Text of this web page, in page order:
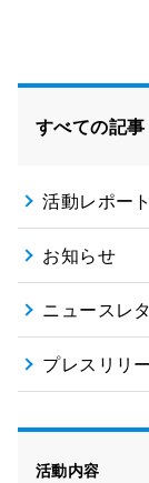
すべての記事
活動レポート
お知らせ
ニュースレ
プレスリリ
活動内容